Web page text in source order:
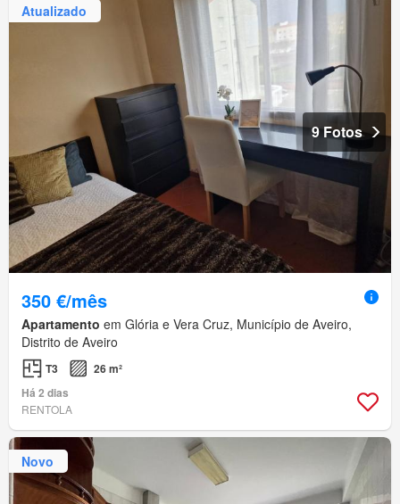
Atualizado
9 Fotos
350 €/mês
Apartamento em Glória e Vera Cruz, Município de Aveiro,
Distrito de Aveiro
T3
26 m²
Há 2 dias
RENTOLA
Novo